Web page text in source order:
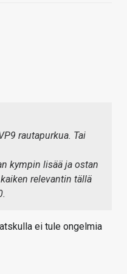
rautapurkua. Tai
kympin lisää ja ostan
relevantin tällä
ei tule ongelmia